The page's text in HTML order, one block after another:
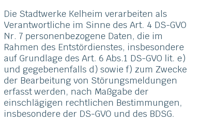
Die Stadtwerke Kelheim verarbeiten als
Verantwortliche im Sinne des Art. 4 DS-GVO
Nr. 7 personenbezogene Daten, die im
Rahmen des Entstördienstes, insbesondere
auf Grundlage des Art. 6 Abs.1 DS-GVO lit. e)
und gegebenenfalls d) sowie f) zum Zwecke
der Bearbeitung von Störungsmeldungen
erfasst werden, nach Maßgabe der
einschlägigen rechtlichen Bestimmungen,
insbesondere der DS-GVO und des BDSG.